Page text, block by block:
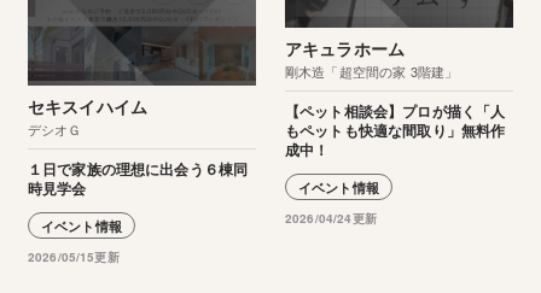
セキスイハイム
デシオＧ
１日で家族の理想に出会う６棟同
時見学会
イベント情報
2026/05/15更新
アキュラホーム
剛木造「超空間の家 3階建」
【ペット相談会】プロが描く「人
もペットも快適な間取り」無料作
成中！
イベント情報
2026/04/24更新